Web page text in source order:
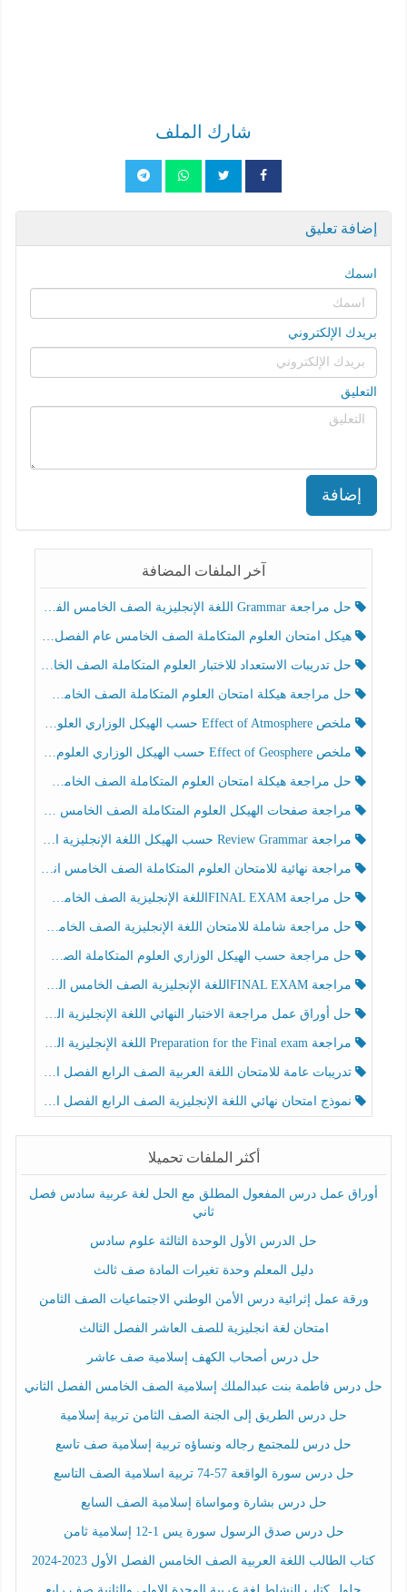
شارك الملف
إضافة تعليق
اسمك
بريدك الإلكتروني
التعليق
إضافة
آخر الملفات المضافة
حل مراجعة Grammar اللغة الإنجليزية الصف الخامس الفصل الثالث
هيكل امتحان العلوم المتكاملة الصف الخامس عام الفصل الدراسي الثالث 2025-2026
حل تدريبات الاستعداد للاختبار العلوم المتكاملة الصف الخامس عام الفصل الثالث
حل مراجعة هيكلة امتحان العلوم المتكاملة الصف الخامس انسبير الفصل الثالث
ملخص Effect of Atmosphere حسب الهيكل الوزاري العلوم المتكاملة الصف الخامس انسبير الفصل الثالث
ملخص Effect of Geosphere حسب الهيكل الوزاري العلوم المتكاملة الصف الخامس انسبير الفصل الثالث
حل مراجعة هيكلة امتحان العلوم المتكاملة الصف الخامس عام الفصل الثالث
مراجعة صفحات الهيكل العلوم المتكاملة الصف الخامس انسبير الفصل الثالث
مراجعة Review Grammar حسب الهيكل اللغة الإنجليزية الصف الخامس الفصل الثالث
مراجعة نهائية للامتحان العلوم المتكاملة الصف الخامس انسبير الفصل الثالث
حل مراجعة FINAL EXAMاللغة الإنجليزية الصف الخامس الفصل الثالث
حل مراجعة شاملة للامتحان اللغة الإنجليزية الصف الخامس الفصل الثالث
حل مراجعة حسب الهيكل الوزاري العلوم المتكاملة الصف الخامس عام الفصل الثالث
مراجعة FINAL EXAMاللغة الإنجليزية الصف الخامس الفصل الثالث
حل أوراق عمل مراجعة الاختبار النهائي اللغة الإنجليزية الصف الرابع الفصل الثالث
مراجعة Preparation for the Final exam اللغة الإنجليزية الصف الرابع الفصل الثالث
تدريبات عامة للامتحان اللغة العربية الصف الرابع الفصل الثالث
نموذج امتحان نهائي اللغة الإنجليزية الصف الرابع الفصل الثالث
أكثر الملفات تحميلا
أوراق عمل درس المفعول المطلق مع الحل لغة عربية سادس فصل
ثاني
حل الدرس الأول الوحدة الثالثة علوم سادس
دليل المعلم وحدة تغيرات المادة صف ثالث
ورقة عمل إثرائية درس الأمن الوطني الاجتماعيات الصف الثامن
امتحان لغة انجليزية للصف العاشر الفصل الثالث
حل درس أصحاب الكهف إسلامية صف عاشر
حل درس فاطمة بنت عبدالملك إسلامية الصف الخامس الفصل الثاني
حل درس الطريق إلى الجنة الصف الثامن تربية إسلامية
حل درس للمجتمع رجاله ونساؤه تربية إسلامية صف تاسع
حل درس سورة الواقعة 57-74 تربية اسلامية الصف التاسع
حل درس بشارة ومواساة إسلامية الصف السابع
حل درس صدق الرسول سورة يس 1-12 إسلامية ثامن
كتاب الطالب اللغة العربية الصف الخامس الفصل الأول 2023-2024